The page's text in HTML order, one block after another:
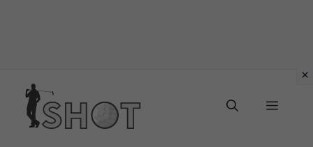
contenuto
Menu